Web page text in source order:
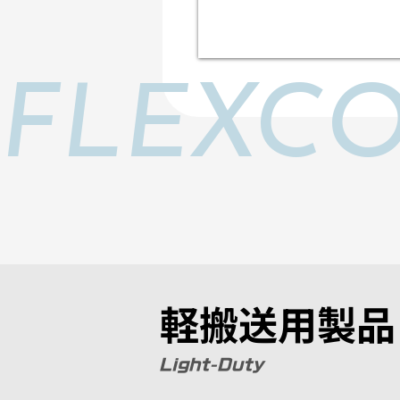
軽搬送用製品
軽搬送用製品
Light-Duty